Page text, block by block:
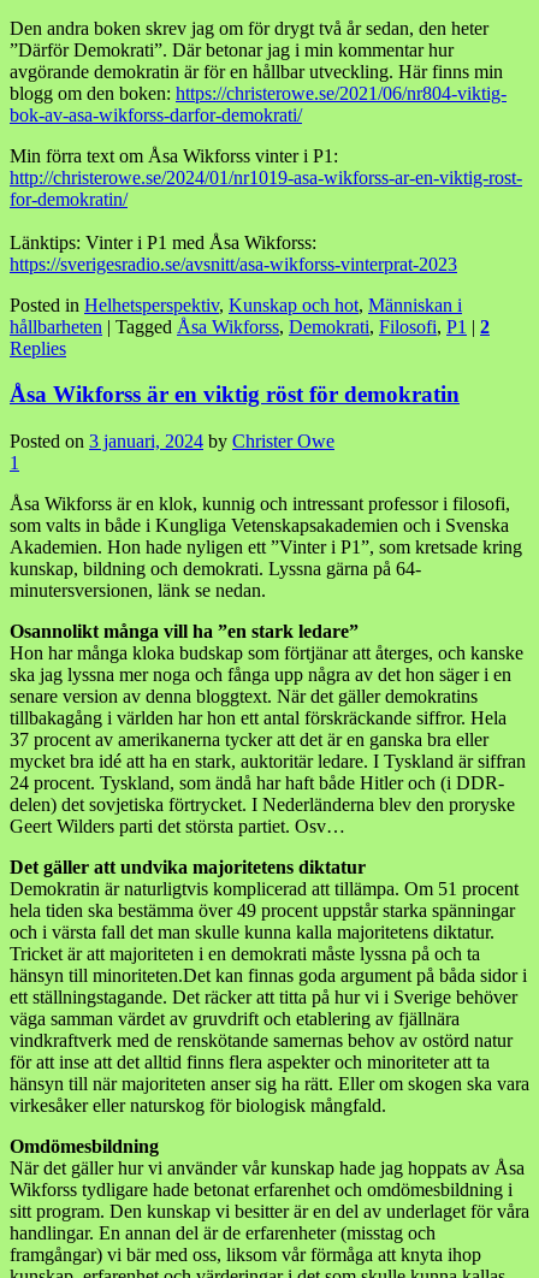
Den andra boken skrev jag om för drygt två år sedan, den heter
”Därför Demokrati”. Där betonar jag i min kommentar hur
avgörande demokratin är för en hållbar utveckling. Här finns min
blogg om den boken: https://christerowe.se/2021/06/nr804-viktig-
bok-av-asa-wikforss-darfor-demokrati/
Min förra text om Åsa Wikforss vinter i P1:
http://christerowe.se/2024/01/nr1019-asa-wikforss-ar-en-viktig-rost-
for-demokratin/
Länktips: Vinter i P1 med Åsa Wikforss:
https://sverigesradio.se/avsnitt/asa-wikforss-vinterprat-2023
Posted in Helhetsperspektiv, Kunskap och hot, Människan i
hållbarheten | Tagged Åsa Wikforss, Demokrati, Filosofi, P1 | 2
Replies
Åsa Wikforss är en viktig röst för demokratin
Posted on 3 januari, 2024 by Christer Owe
1
Åsa Wikforss är en klok, kunnig och intressant professor i filosofi,
som valts in både i Kungliga Vetenskapsakademien och i Svenska
Akademien. Hon hade nyligen ett ”Vinter i P1”, som kretsade kring
kunskap, bildning och demokrati. Lyssna gärna på 64-
minutersversionen, länk se nedan.
Osannolikt många vill ha ”en stark ledare”
Hon har många kloka budskap som förtjänar att återges, och kanske
ska jag lyssna mer noga och fånga upp några av det hon säger i en
senare version av denna bloggtext. När det gäller demokratins
tillbakagång i världen har hon ett antal förskräckande siffror. Hela
37 procent av amerikanerna tycker att det är en ganska bra eller
mycket bra idé att ha en stark, auktoritär ledare. I Tyskland är siffran
24 procent. Tyskland, som ändå har haft både Hitler och (i DDR-
delen) det sovjetiska förtrycket. I Nederländerna blev den proryske
Geert Wilders parti det största partiet. Osv…
Det gäller att undvika majoritetens diktatur
Demokratin är naturligtvis komplicerad att tillämpa. Om 51 procent
hela tiden ska bestämma över 49 procent uppstår starka spänningar
och i värsta fall det man skulle kunna kalla majoritetens diktatur.
Tricket är att majoriteten i en demokrati måste lyssna på och ta
hänsyn till minoriteten.Det kan finnas goda argument på båda sidor i
ett ställningstagande. Det räcker att titta på hur vi i Sverige behöver
väga samman värdet av gruvdrift och etablering av fjällnära
vindkraftverk med de renskötande samernas behov av ostörd natur
för att inse att det alltid finns flera aspekter och minoriteter att ta
hänsyn till när majoriteten anser sig ha rätt. Eller om skogen ska vara
virkesåker eller naturskog för biologisk mångfald.
Omdömesbildning
När det gäller hur vi använder vår kunskap hade jag hoppats av Åsa
Wikforss tydligare hade betonat erfarenhet och omdömesbildning i
sitt program. Den kunskap vi besitter är en del av underlaget för våra
handlingar. En annan del är de erfarenheter (misstag och
framgångar) vi bär med oss, liksom vår förmåga att knyta ihop